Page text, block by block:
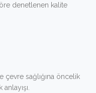
denetlenen kalite
çevre sağlığına öncelik